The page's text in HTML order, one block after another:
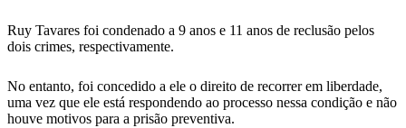
Ruy Tavares foi condenado a 9 anos e 11 anos de reclusão pelos
dois crimes, respectivamente.
No entanto, foi concedido a ele o direito de recorrer em liberdade,
uma vez que ele está respondendo ao processo nessa condição e não
houve motivos para a prisão preventiva.